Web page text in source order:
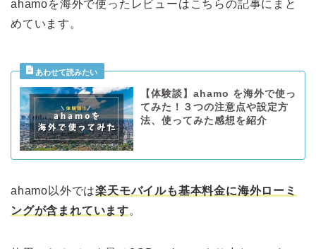
ahamoを海外で使ったレビューはこちらの記事にまと
めています。
【体験談】ahamo を海外で使っ
てみた！３つの注意点や設定方
法、使ってみた感想を紹介
ahamo以外では楽天モバイルも基本料金に海外ローミ
ングが含まれています。